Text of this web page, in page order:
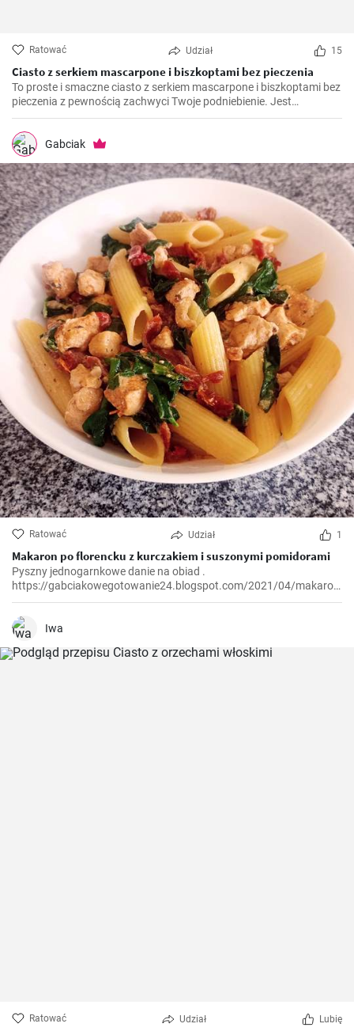
Ratować Udział 15
Ciasto z serkiem mascarpone i biszkoptami bez pieczenia
To proste i smaczne ciasto z serkiem mascarpone i biszkoptami bez
pieczenia z pewnością zachwyci Twoje podniebienie. Jest
doskonałe na letnie dni, gdy nie chcesz spędzać czasu przy
gorącym piekarniku.
Gabciak
Ratować Udział 1
Makaron po florencku z kurczakiem i suszonymi pomidorami
Pyszny jednogarnkowe danie na obiad .
https://gabciakowegotowanie24.blogspot.com/2021/04/makaron-
po-florencku-z-kurczakiem-i.html
Iwa
Ratować Udział Lubię